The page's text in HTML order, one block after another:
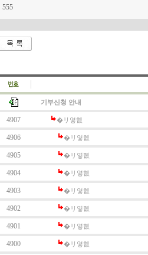
555
기부신청 안내
4907 �リ옇혮
4906 �リ옇혮
4905 �リ옇혮
4904 �リ옇혮
4903 �リ옇혮
4902 �リ옇혮
4901 �リ옇혮
4900 �リ옇혮